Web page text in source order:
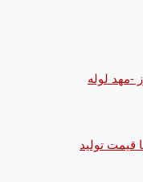
-مهد لوله
تولید